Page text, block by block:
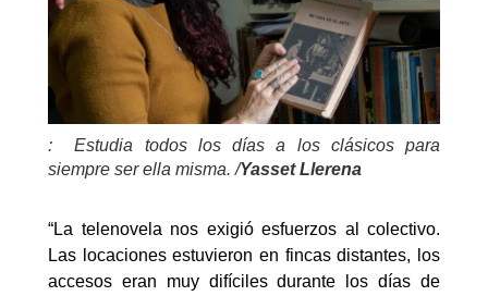
: Estudia todos los días a los clásicos para
siempre ser ella misma. /Yasset Llerena
“La telenovela nos exigió esfuerzos al colectivo.
Las locaciones estuvieron en fincas distantes, los
accesos eran muy difíciles durante los días de